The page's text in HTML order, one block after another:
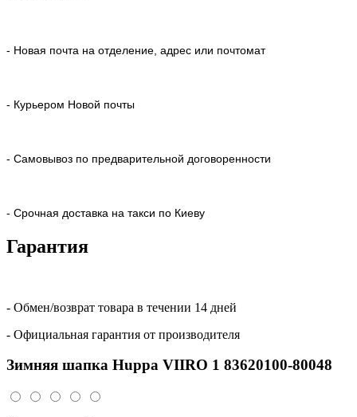
- Новая почта на отделение, адрес или почтомат
- Курьером Новой почты
- Самовывоз по предварительной договоренности
- Срочная доставка на такси по Киеву
Гарантия
- Обмен/возврат товара в течении 14 дней
- Официальная гарантия от производителя
Зимняя шапка Huppa VIIRO 1 83620100-80048